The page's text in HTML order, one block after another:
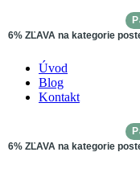
6% ZĽAVA na kategorie
Úvod
Blog
Kontakt
6% ZĽAVA na kategorie